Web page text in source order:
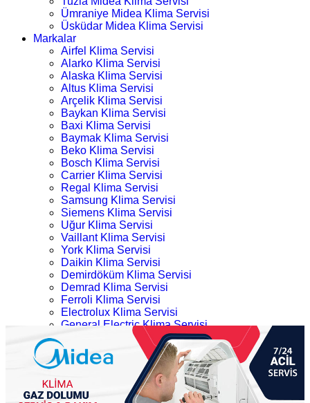
Ümraniye Midea Klima Servisi
Üsküdar Midea Klima Servisi
Markalar
Airfel Klima Servisi
Alarko Klima Servisi
Alaska Klima Servisi
Altus Klima Servisi
Arçelik Klima Servisi
Baykan Klima Servisi
Baxi Klima Servisi
Baymak Klima Servisi
Beko Klima Servisi
Bosch Klima Servisi
Carrier Klima Servisi
Regal Klima Servisi
Samsung Klima Servisi
Siemens Klima Servisi
Uğur Klima Servisi
Vaillant Klima Servisi
York Klima Servisi
Daikin Klima Servisi
Demirdöküm Klima Servisi
Demrad Klima Servisi
Ferroli Klima Servisi
Electrolux Klima Servisi
General Electric Klima Servisi
LG Klima Servisi
Midea Klima Servisi
Mitsubishi Klima Servisi
Profilo Klima Servisi
İletişim
Büyükçekmece Midea Klima Servisi
Ana Sayfa
Kategoriler
Büyükçekmece Midea Klima Servisi